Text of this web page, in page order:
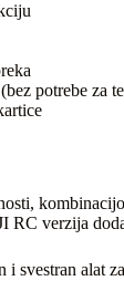
potrebe za
verzija
svestran alat